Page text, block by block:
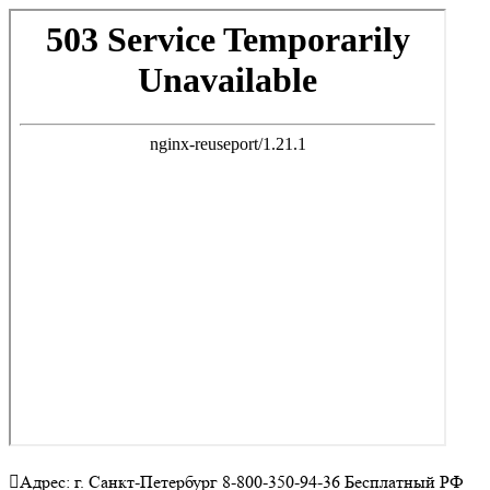
Адрес: г. Санкт-Петербург 8-800-350-94-36 Бесплатный РФ